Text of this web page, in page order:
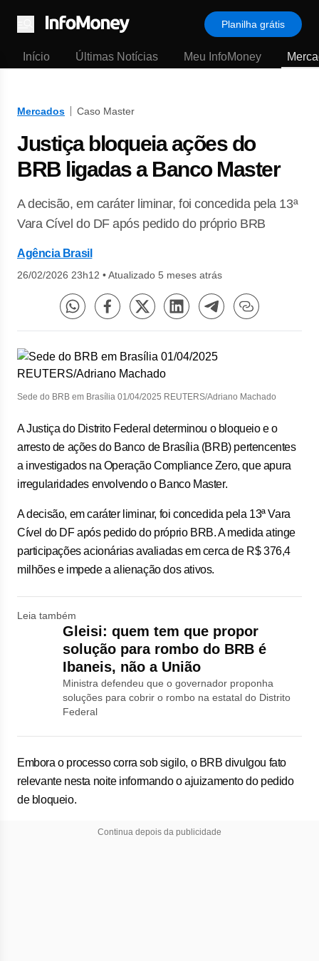
Menu
Planilha grátis
Início Últimas Notícias Meu InfoMoney
Mercados Caso Master
Justiça bloqueia ações do
BRB ligadas a Banco Master
A decisão, em caráter liminar, foi concedida pela 13ª
Vara Cível do DF após pedido do próprio BRB
Agência Brasil
26/02/2026 23h12 •Atualizado 5 meses atrás
Sede do BRB em Brasília 01/04/2025 REUTERS/Adriano Machado
A Justiça do Distrito Federal determinou o bloqueio e o
arresto de ações do Banco de Brasília (BRB) pertencentes
a investigados na Operação Compliance Zero, que apura
irregularidades envolvendo o Banco Master.
A decisão, em caráter liminar, foi concedida pela 13ª Vara
Cível do DF após pedido do próprio BRB. A medida atinge
participações acionárias avaliadas em cerca de R$ 376,4
milhões e impede a alienação dos ativos.
Leia também
Gleisi: quem tem que propor
solução para rombo do BRB é
Ibaneis, não a União
Ministra defendeu que o governador proponha
soluções para cobrir o rombo na estatal do Distrito
Federal
Embora o processo corra sob sigilo, o BRB divulgou fato
relevante nesta noite informando o ajuizamento do pedido
de bloqueio.
Continua depois da publicidade